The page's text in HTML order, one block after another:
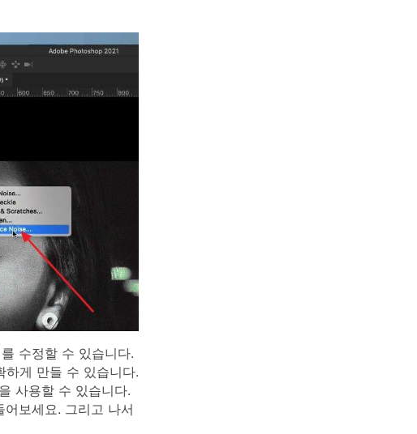
수정할 수 있습니다.
게 만들 수 있습니다.
사용할 수 있습니다.
보세요. 그리고 나서